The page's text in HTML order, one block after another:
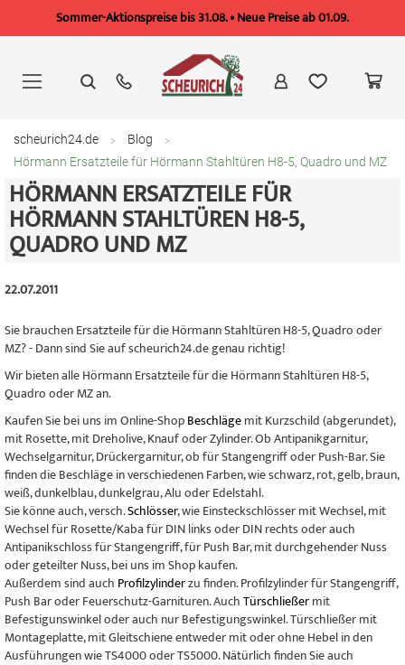
Sommer-Aktionspreise bis 31.08. • Neue Preise ab 01.09.
springen
scheurich24.de
Blog
Hörmann Ersatzteile für Hörmann Stahltüren H8-5, Quadro und MZ
HÖRMANN ERSATZTEILE FÜR
HÖRMANN STAHLTÜREN H8-5,
QUADRO UND MZ
22.07.2011
Sie brauchen Ersatzteile für die Hörmann Stahltüren H8-5, Quadro oder
MZ? - Dann sind Sie auf scheurich24.de genau richtig!
Wir bieten alle Hörmann Ersatzteile für die Hörmann Stahltüren H8-5,
Quadro oder MZ an.
Kaufen Sie bei uns im Online-ShopBeschlägemit Kurzschild (abgerundet),
mit Rosette, mit Dreholive, Knauf oder Zylinder. Ob Antipanikgarnitur,
Wechselgarnitur, Drückergarnitur, ob für Stangengriff oder Push-Bar. Sie
finden die Beschläge in verschiedenen Farben, wie schwarz, rot, gelb, braun,
weiß, dunkelblau, dunkelgrau, Alu oder Edelstahl.
Sie könne auch, versch.Schlösser, wie Einsteckschlösser mit Wechsel, mit
Wechsel für Rosette/Kaba für DIN links oder DIN rechts oder auch
Antipanikschloss für Stangengriff, für Push Bar, mit durchgehender Nuss
oder geteilter Nuss, bei uns im Shop kaufen.
Außerdem sind auch Profilzylinderzu finden. Profilzylinder für Stangengriff,
Push Bar oder Feuerschutz-Garnituren. AuchTürschließermit
Befestigunswinkel oder auch nur Befestigungswinkel. Türschließer mit
Montageplatte, mit Gleitschiene entweder mit oder ohne Hebel in den
Ausführungen wie TS4000 oder TS5000. Nätürlich finden Sie auch